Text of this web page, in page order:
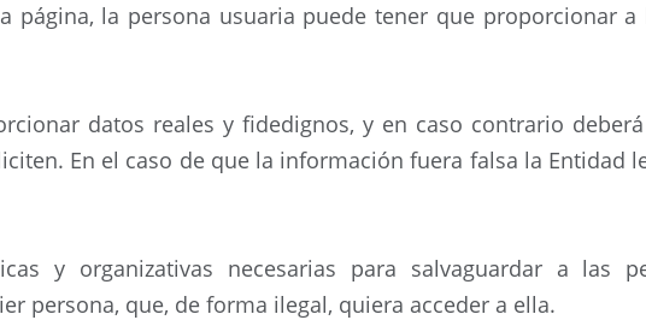
página, la persona usuaria puede tener que proporcionar
datos reales y fidedignos, y en caso contrario
En el caso de que la información fuera falsa la Entidad
y organizativas necesarias para salvaguardar a las
persona, que, de forma ilegal, quiera acceder a ella.